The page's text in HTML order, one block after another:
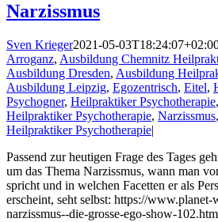
Narzissmus
Sven Krieger2021-05-
Arroganz, Ausbildung Chemnitz
Ausbildung Dresden, Ausbildung
Ausbildung Leipzig, Egozentrisch, Eitel,
Psychogner, Heilpraktiker Psychotherapie,
Heilpraktiker Psychotherapie, Narzissmus,
Heilpraktiker Psychotherapie|
Passend zur heutigen Frage des Tages
um das Thema Narzissmus, wann man
spricht und in welchen Facetten er als
erscheint, seht selbst: https://www.planet-
narzissmus--die-grosse-ego-show-